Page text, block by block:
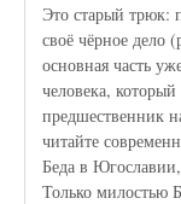
Это старый трюк:
своё чёрное дело
основная часть
человека,
предшественник
читайте
Беда в
Только милостью